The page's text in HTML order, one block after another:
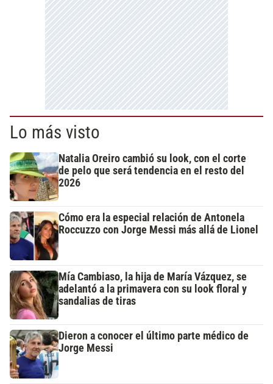
Lo más visto
Natalia Oreiro cambió su look, con el corte
de pelo que será tendencia en el resto del
2026
Cómo era la especial relación de Antonela
Roccuzzo con Jorge Messi más allá de Lionel
Mía Cambiaso, la hija de María Vázquez, se
adelantó a la primavera con su look floral y
sandalias de tiras
Dieron a conocer el último parte médico de
Jorge Messi